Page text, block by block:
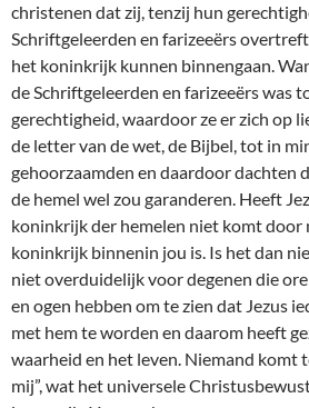
christenen dat zij, tenzij hun
Schriftgeleerden en farizeeërs
het koninkrijk kunnen binnengaan.
de Schriftgeleerden en farizeeërs was
gerechtigheid, waardoor ze er zich op
de letter van de wet, de Bijbel, tot in
gehoorzaamden en daardoor dachten
de hemel wel zou garanderen. Heeft
koninkrijk der hemelen niet komt door
koninkrijk binnenin jou is. Is het dan
niet overduidelijk voor degenen die
en ogen hebben om te zien dat Jezus
met hem te worden en daarom heeft
waarheid en het leven. Niemand komt
mij”, wat het universele